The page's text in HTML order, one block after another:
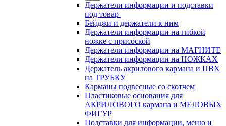
Держатели информации и подставки
под товар
Бейджи и держатели к ним
Держатели информации на гибкой
ножке с присоской
Держатели информации на МАГНИТЕ
Держатели информации на НОЖКАХ
Держатель акрилового кармана и ПВХ
на ТРУБКУ
Карманы подвесные со скотчем
Пластиковые основания для
АКРИЛОВОГО кармана и МЕЛОВЫХ
ФИГУР
Подставки для информации, меню и